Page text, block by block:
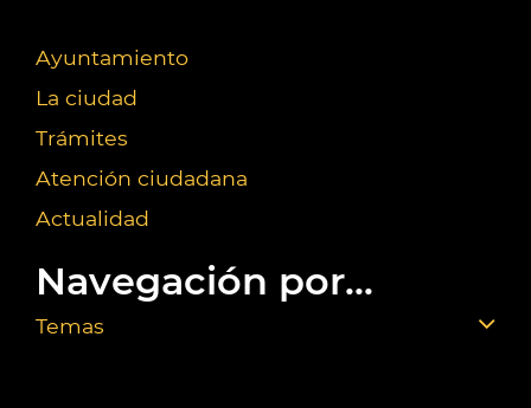
Ayuntamiento
La ciudad
Trámites
Atención ciudadana
Actualidad
Navegación por...
Temas